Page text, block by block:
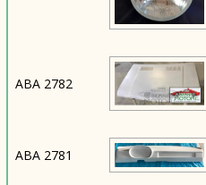
ABA 2782
ABA 2781